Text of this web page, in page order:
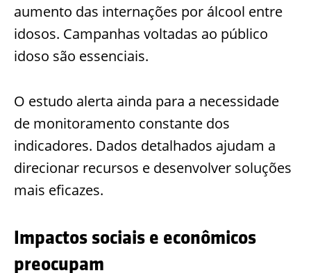
aumento das internações por álcool entre
idosos. Campanhas voltadas ao público
idoso são essenciais.
O estudo alerta ainda para a necessidade
de monitoramento constante dos
indicadores. Dados detalhados ajudam a
direcionar recursos e desenvolver soluções
mais eficazes.
Impactos sociais e econômicos
preocupam